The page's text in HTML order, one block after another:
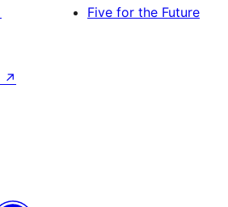
Five for the Future
↗